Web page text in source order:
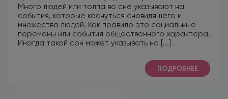
Много людей или толпа во сне указывают на
события, которые коснуться сновидящего и
множества людей. Как правило это социальные
перемены или события общественного характера.
Иногда такой сон может указывать на [...]
ПОДРОБНЕЕ